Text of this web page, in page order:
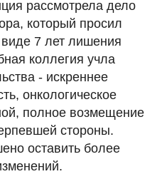
рассмотрела дело
который просил
виде 7 лет лишения
коллегия учла
- искреннее
онкологическое
полное возмещение
стороны.
оставить более